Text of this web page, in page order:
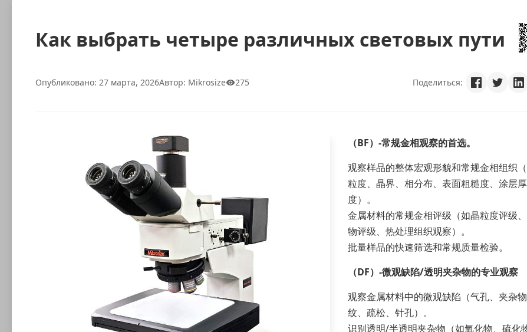
Как выбрать четыре различных световых пути
Опубликовано: 27 марта, 2026Автор: Mikrosize 275 Поделиться:
（BF）-常规金相观察的首选。
观察样品的整体宏观形貌和常规金相组织
粒度、晶界、相分布、表面粗糙度、涂层厚
度）。
金属材料的常规金相评级（如晶粒度评级
物评级、热处理组织观察）。
批量样品的快速筛选和常规质量检验。
（DF）-微观缺陷/透明夹杂物的专业观察
观察金属材料中的微观缺陷（气孔、夹杂
纹、疏松、针孔）。
识别透明/半透明夹杂物（如氧化物、硫化